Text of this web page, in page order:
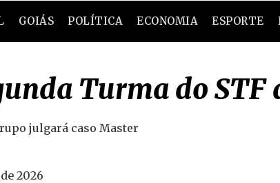
GOIÁS POLÍTICA ECONOMIA ESPORTE
Turma do STF
julgará caso Master
2026